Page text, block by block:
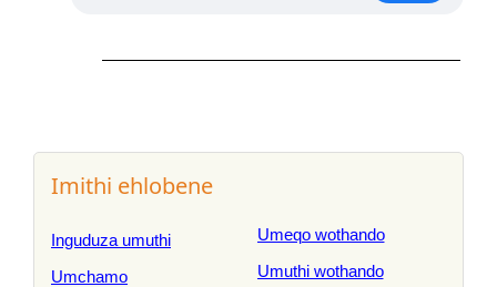
Imithi ehlobene
Inguduza umuthi
Umchamo
Umeqo wothando
Umuthi wothando